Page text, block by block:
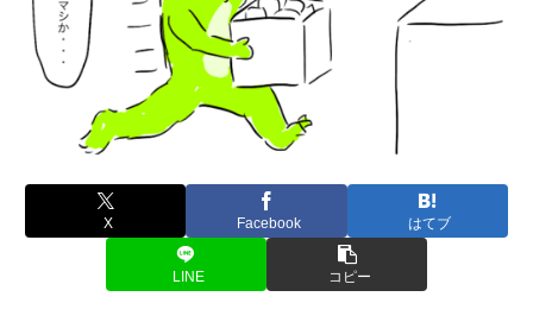
X Facebook はてブ
LINE コピー